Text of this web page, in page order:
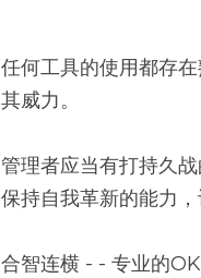
任何工具的使用都存
其威力。
管理者应当有打持久
保持自我革新的能力，
合智连横 - - 专业的